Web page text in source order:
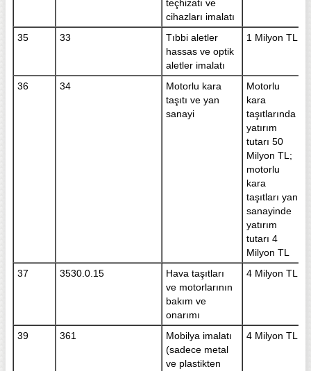
teçhizatı ve
cihazları imalatı
35
33
Tıbbi aletler
hassas ve optik
aletler imalatı
1 Milyon TL
36 34
Motorlu kara
taşıtı ve yan
sanayi
Motorlu
kara
taşıtlarında
yatırım
tutarı 50
Milyon TL;
motorlu
kara
taşıtları yan
sanayinde
yatırım
tutarı 4
Milyon TL
37
3530.0.15
Hava taşıtları
ve motorlarının
bakım ve
onarımı
4 Milyon TL
39 361
Mobilya imalatı
(sadece metal
ve plastikten
4 Milyon TL